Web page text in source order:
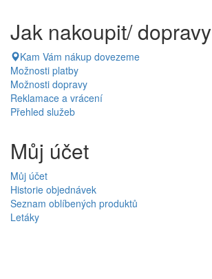
Jak nakoupit/ dopravy
Kam Vám nákup dovezeme
Možnosti platby
Možnosti dopravy
Reklamace a vrácení
Přehled služeb
Můj účet
Můj účet
Historie objednávek
Seznam oblíbených produktů
Letáky